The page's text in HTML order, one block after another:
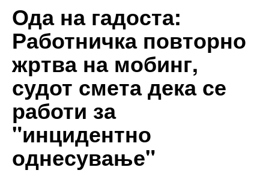
Ода на гадоста:
Работничка повторно
жртва на мобинг,
судот смета дека се
работи за
"инцидентно
однесување"